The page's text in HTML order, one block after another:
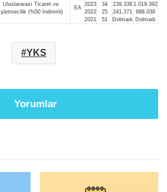
Uluslararası Ticaret ve
İşletmecilik (%50 İndirimli)
EA
2023
2022
2021
34
25
51
239,338
241,371
Dolmadı
1.019.392
988.038
Dolmadı
YKS
Yorumlar